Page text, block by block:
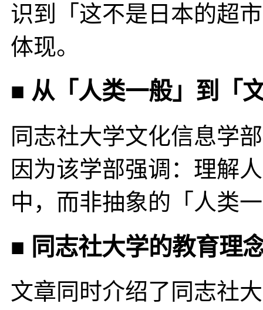
识到「这不是日本的超
体现。
■ 从「人类一般」到「
同志社大学文化信息学
因为该学部强调：理解
中，而非抽象的「人类
■ 同志社大学的教育理
文章同时介绍了同志社